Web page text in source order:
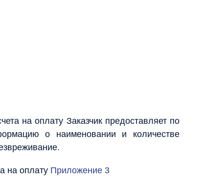
на оплату Заказчик предоставляет по
о наименовании и количестве
на оплату Приложение 3